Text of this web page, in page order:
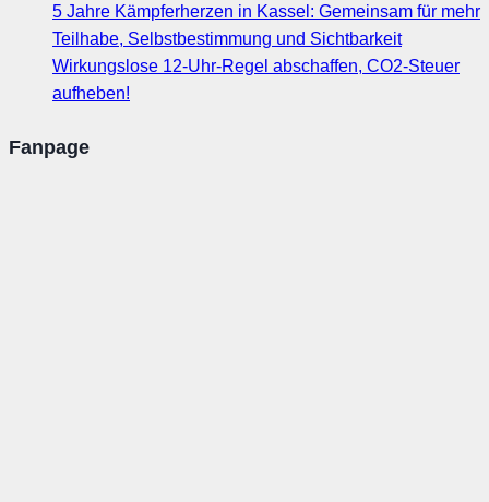
5 Jahre Kämpferherzen in Kassel: Gemeinsam für mehr
Teilhabe, Selbstbestimmung und Sichtbarkeit
Wirkungslose 12-Uhr-Regel abschaffen, CO2-Steuer
aufheben!
Fanpage